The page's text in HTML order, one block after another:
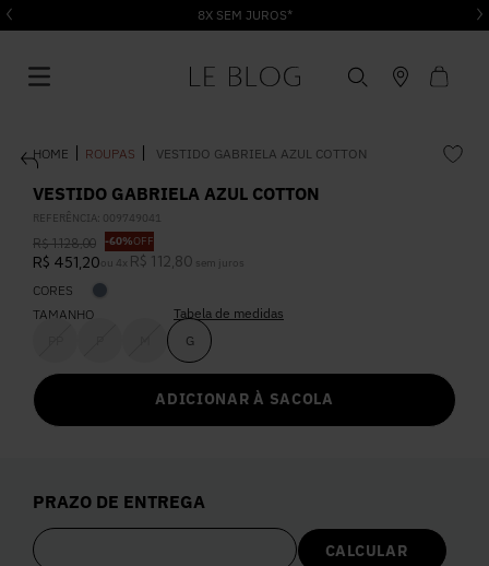
8X SEM JUROS*
ROUPAS VESTIDO GABRIELA AZUL COTTON
VESTIDO GABRIELA AZUL COTTON
REFERÊNCIA: 009749041
R$ 1.128,00 -60%OFF
R$ 451,20 ou 4 x R$ 112 80 sem juros
CORES
TAMANHO
G
Tabela de medidas
ADICIONAR À SACOLA
PRAZO DE ENTREGA
1º Vestido
2º
5º Calça